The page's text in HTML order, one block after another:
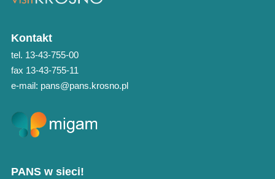
Kontakt
tel. 13-43-755-00
fax 13-43-755-11
e-mail: pans@pans.krosno.pl
PANS w sieci!